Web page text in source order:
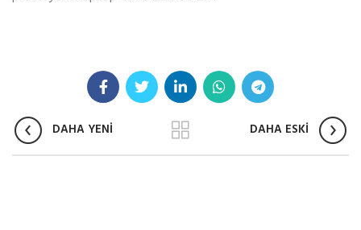
DAHA YENİ DAHA ESKİ